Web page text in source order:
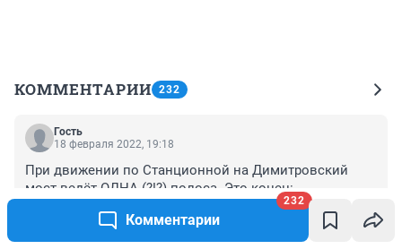
Комментарии
232
КОММЕНТАРИИ 232
Гость
18 февраля 2022, 19:18
При движении по Станционной на Димитровский
мост ведёт ОДНА (?!?) полоса. Это конец:
Станционная будет в вечной пробке, этот поток будет
частично пытаться заранее где-то переходить на
Станиславского и... всё! Снова пробка.